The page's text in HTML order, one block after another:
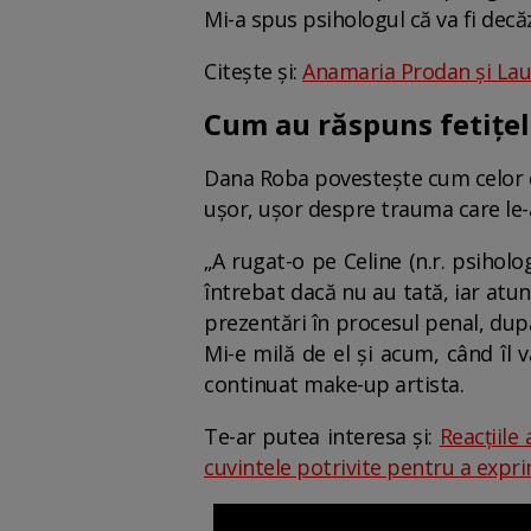
Mi-a spus psihologul că va fi
Citește și: Anamaria Prodan și
Cum au răspuns
Dana Roba povestește cum
ușor, ușor despre trauma care
„A rugat-o pe Celine (n.r.
întrebat dacă nu au tată, iar
prezentări în procesul penal,
Mi-e milă de el și acum, când îl
continuat make-up artista.
Te-ar putea interesa și:
cuvintele potrivite pentru a